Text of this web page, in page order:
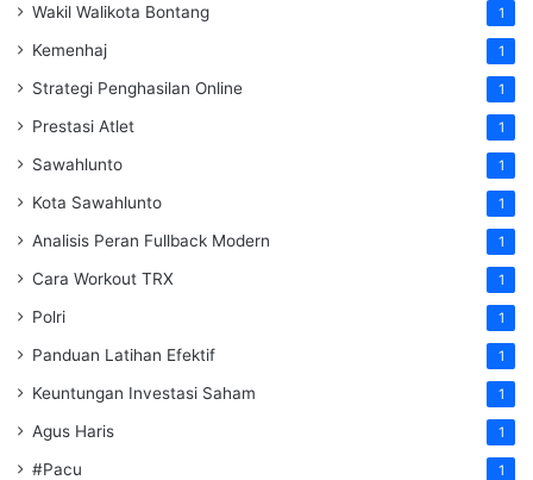
Wakil Walikota Bontang 1
Kemenhaj 1
Strategi Penghasilan Online 1
Prestasi Atlet 1
Sawahlunto 1
Kota Sawahlunto 1
Analisis Peran Fullback Modern 1
Cara Workout TRX 1
Polri 1
Panduan Latihan Efektif 1
Keuntungan Investasi Saham 1
Agus Haris 1
#Pacu 1